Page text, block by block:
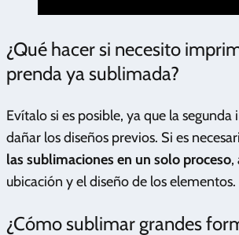
¿Qué hacer si necesito
prenda ya sublimada?
Evítalo si es posible, ya que la
dañar los diseños previos. Si es
las sublimaciones en un solo proceso,
ubicación y el diseño de los elementos.
¿Cómo sublimar grandes